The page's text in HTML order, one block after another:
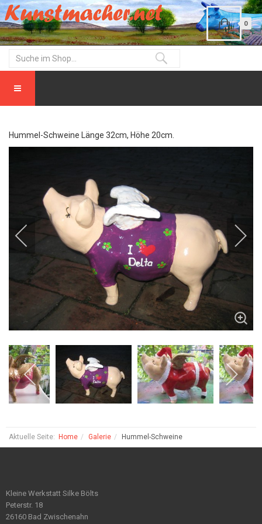
0
Hummel-Schweine Länge 32cm, Höhe 20cm.
Aktuelle Seite: Home Galerie Hummel-Schweine
Kleine Werkstatt Silke Bölts
Peterstr. 18
26160 Bad Zwischenahn